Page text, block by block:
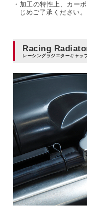
・加工の特性上、カー
じめご了承ください。
Racing
レーシングラジエターキャッ